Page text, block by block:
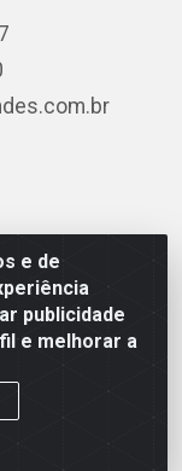
e de
publicidade
e melhorar a
- Rodovia
AC - CEP
69